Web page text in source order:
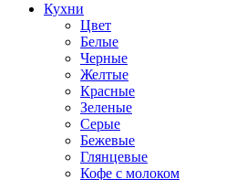
Кухни
Цвет
Белые
Черные
Желтые
Красные
Зеленые
Серые
Бежевые
Глянцевые
Кофе с молоком